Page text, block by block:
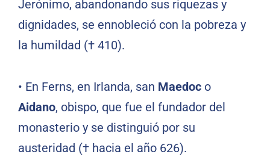
Jerónimo, abandonando sus riquezas y
dignidades, se ennobleció con la pobreza y
la humildad († 410).
• En Ferns, en Irlanda, san Maedoc o
Aidano, obispo, que fue el fundador del
monasterio y se distinguió por su
austeridad († hacia el año 626).